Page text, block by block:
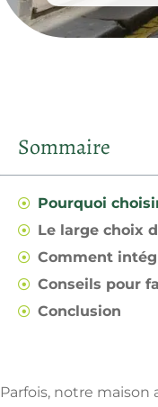
Sommaire
Pourquoi
Le large choix
Comment
Conseils pour
Conclusion
Parfois, notre maison